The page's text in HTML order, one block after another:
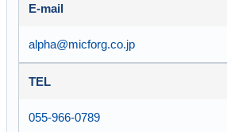
E-mail
alpha@micforg.co.jp
TEL
055-966-0789